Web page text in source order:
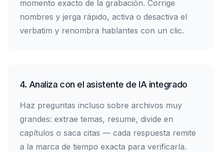
momento exacto de la grabación. Corrige
nombres y jerga rápido, activa o desactiva el
verbatim y renombra hablantes con un clic.
4. Analiza con el asistente de IA integrado
Haz preguntas incluso sobre archivos muy
grandes: extrae temas, resume, divide en
capítulos o saca citas — cada respuesta remite
a la marca de tiempo exacta para verificarla.